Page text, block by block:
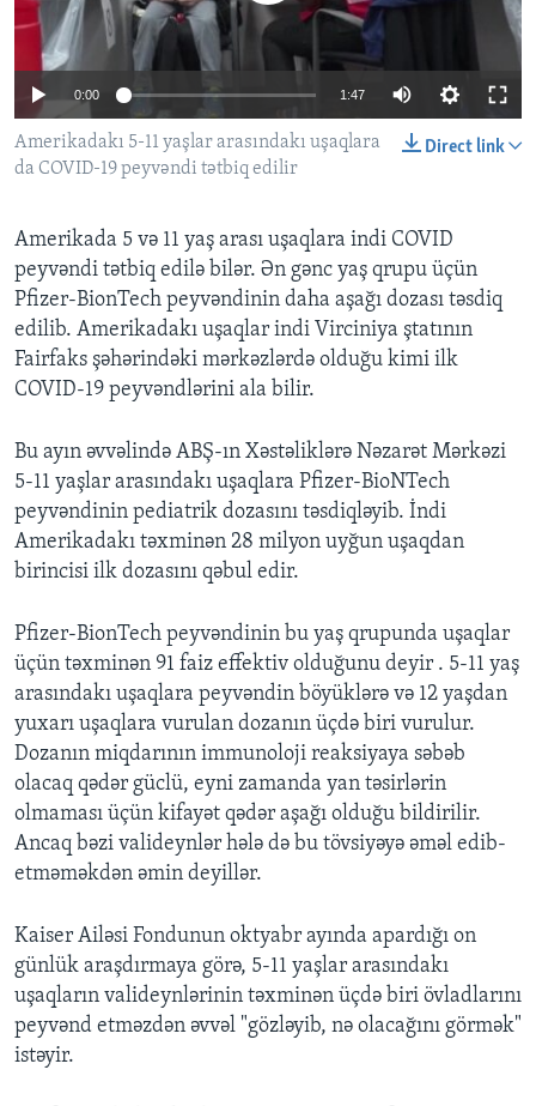
BIZI IZLƏYIN
Dillər
0:00 1:47
Direct link
Amerikadakı 5-11 yaşlar arasındakı uşaqlara
da COVID-19 peyvəndi tətbiq edilir
Amerikada 5 və 11 yaş arası uşaqlara indi COVID
peyvəndi tətbiq edilə bilər. Ən gənc yaş qrupu üçün
Pfizer-BionTech peyvəndinin daha aşağı dozası təsdiq
edilib. Amerikadakı uşaqlar indi Virciniya ştatının
Fairfaks şəhərindəki mərkəzlərdə olduğu kimi ilk
COVID-19 peyvəndlərini ala bilir.
Bu ayın əvvəlində ABŞ-ın Xəstəliklərə Nəzarət Mərkəzi
5-11 yaşlar arasındakı uşaqlara Pfizer-BioNTech
peyvəndinin pediatrik dozasını təsdiqləyib. İndi
Amerikadakı təxminən 28 milyon uyğun uşaqdan
birincisi ilk dozasını qəbul edir.
Pfizer-BionTech peyvəndinin bu yaş qrupunda uşaqlar
üçün təxminən 91 faiz effektiv olduğunu deyir . 5-11 yaş
arasındakı uşaqlara peyvəndin böyüklərə və 12 yaşdan
yuxarı uşaqlara vurulan dozanın üçdə biri vurulur.
Dozanın miqdarının immunoloji reaksiyaya səbəb
olacaq qədər güclü, eyni zamanda yan təsirlərin
olmaması üçün kifayət qədər aşağı olduğu bildirilir.
Ancaq bəzi valideynlər hələ də bu tövsiyəyə əməl edib-
etməməkdən əmin deyillər.
Kaiser Ailəsi Fondunun oktyabr ayında apardığı on
günlük araşdırmaya görə, 5-11 yaşlar arasındakı
uşaqların valideynlərinin təxminən üçdə biri övladlarını
peyvənd etməzdən əvvəl "gözləyib, nə olacağını görmək"
istəyir.